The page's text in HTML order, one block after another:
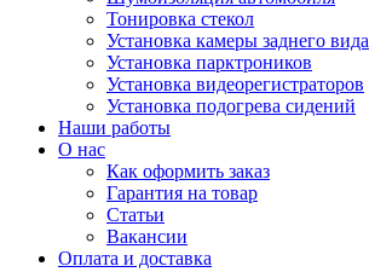
Тонировка стекол
Установка камеры заднего вида
Установка парктроников
Установка видеорегистраторов
Установка подогрева сидений
Наши работы
О нас
Как оформить заказ
Гарантия на товар
Статьи
Вакансии
Оплата и доставка